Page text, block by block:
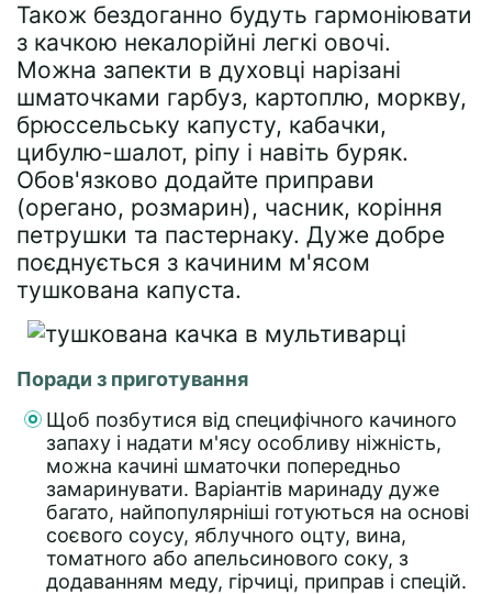
Також бездоганно будуть гармоніювати
з качкою некалорійні легкі овочі.
Можна запекти в духовці нарізані
шматочками гарбуз, картоплю, моркву,
брюссельську капусту, кабачки,
цибулю-шалот, ріпу і навіть буряк.
Обов'язково додайте приправи
(орегано, розмарин), часник, коріння
петрушки та пастернаку. Дуже добре
поєднується з качиним м'ясом
тушкована капуста.
Поради з приготування
Щоб позбутися від специфічного качиного
запаху і надати м'ясу особливу ніжність,
можна качині шматочки попередньо
замаринувати. Варіантів маринаду дуже
багато, найпопулярніші готуються на основі
соєвого соусу, яблучного оцту, вина,
томатного або апельсинового соку, з
додаванням меду, гірчиці, приправ і спецій.